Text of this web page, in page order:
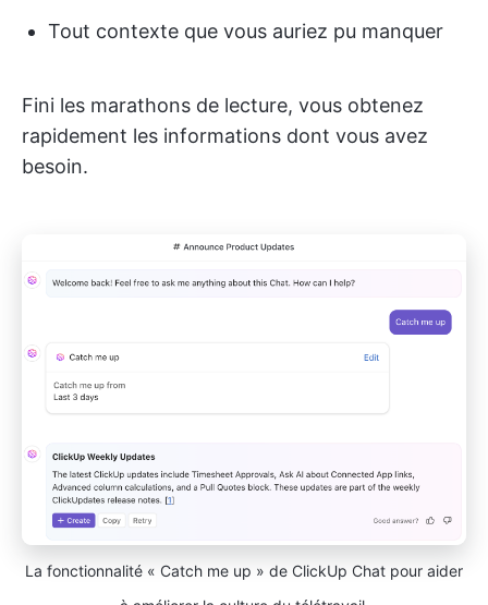
Tout contexte que vous auriez pu manquer
Fini les marathons de lecture, vous obtenez
rapidement les informations dont vous avez
besoin.
La fonctionnalité « Catch me up » de ClickUp Chat pour aider